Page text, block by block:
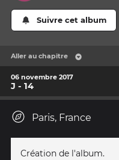
Suivre cet album
Aller au chapitre
06 novembre 2017
J - 14
Paris, France
Création de l'album.